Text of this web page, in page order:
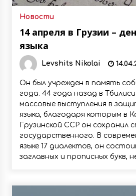
Новости
14 апреля в Грузии –
языка
Levshits Nikolai
Он был учрежден в память
года. 44 года назад в
массовые выступления в
языка, благодаря которым в
Грузинской ССР он сохранил
государственного. В
языке 17 диалектов, он
заглавных и прописных букв,